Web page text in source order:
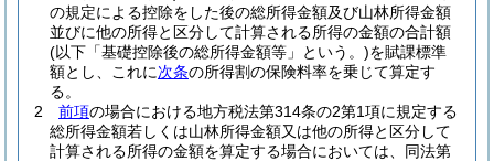
の規定による控除をした後の総所得金額及び山林所得金額
並びに他の所得と区分して計算される所得の金額の合計額
(以下「基礎控除後の総所得金額等」という。)を賦課標準
額とし、これに次条の所得割の保険料率を乗じて算定す
る。
2
前項の場合における地方税法第314条の2第1項に規定する
総所得金額若しくは山林所得金額又は他の所得と区分して
計算される所得の金額を算定する場合においては、同法第